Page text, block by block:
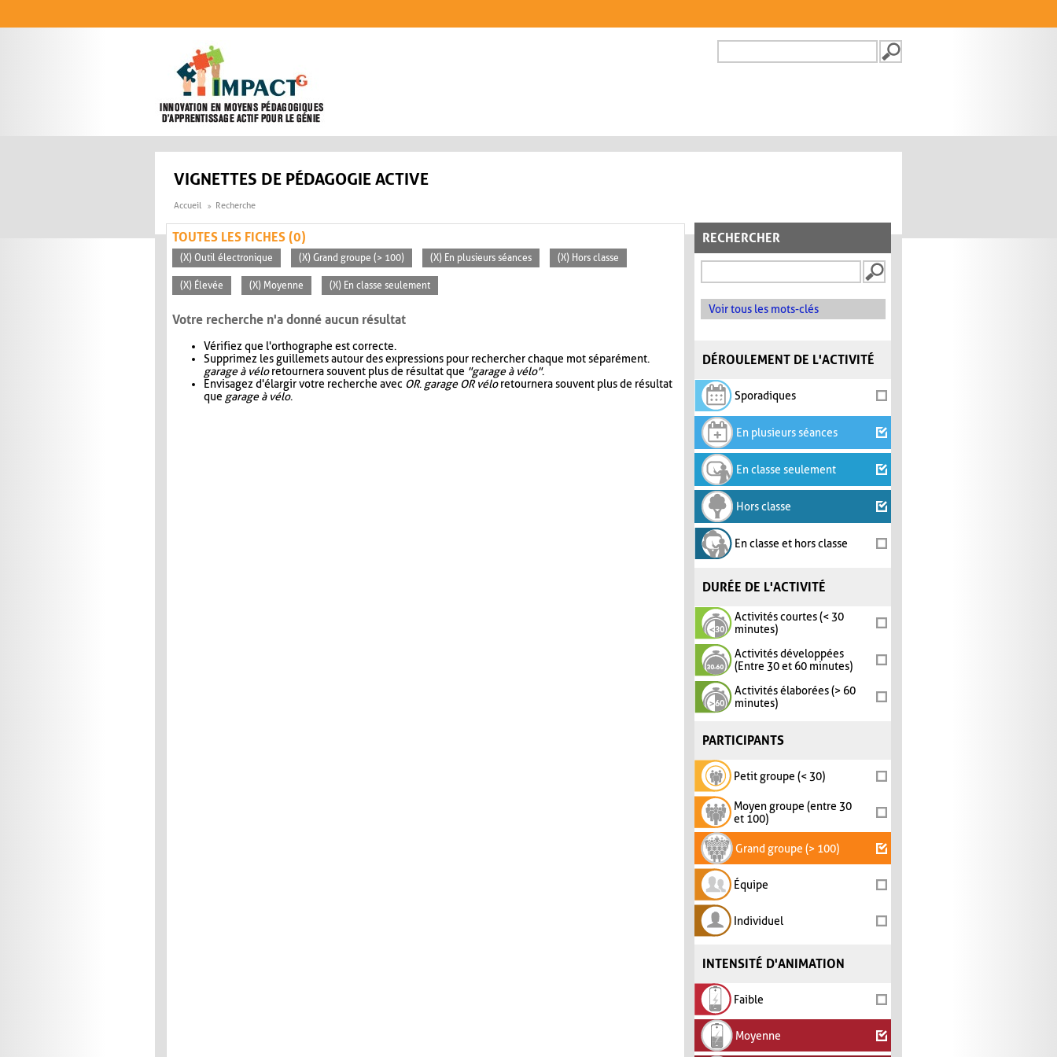
FORMULAIRE DE
VIGNETTES DE PÉDAGOGIE ACTIVE
Accueil Recherche
RECHERCHER
Voir tous les mots-clés
DÉROULEMENT DE L'ACTIVITÉ
Sporadiques
En plusieurs séances
En classe seulement
Hors classe
En classe et hors classe
DURÉE DE L'ACTIVITÉ
Activités courtes (< 30
minutes)
Activités développées
(Entre 30 et 60 minutes)
Activités élaborées (> 60
minutes)
PARTICIPANTS
Petit groupe (< 30)
Moyen groupe (entre 30
et 100)
Grand groupe (> 100)
Équipe
Individuel
INTENSITÉ D'ANIMATION
Faible
Moyenne
TOUTES LES FICHES (0)
(X) Outil électronique (X) Grand groupe (> 100) (X) En plusieurs séances (X) Hors classe
(X) Élevée (X) Moyenne (X) En classe seulement
Votre recherche n'a donné aucun résultat
Vérifiez que l'orthographe est correcte.
Supprimez les guillemets autour des expressions pour rechercher chaque mot séparément.
garage à véloretournera souvent plus de résultat que "garage à vélo".
Envisagez d'élargir votre recherche avec OR. garage OR véloretournera souvent plus de résultat
que garage à vélo.